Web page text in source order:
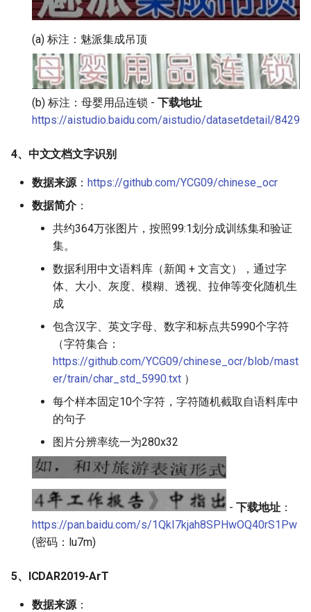
(a) 标注：魅派集成吊顶
(b) 标注：母婴用品连锁 - 下载地址
https://aistudio.baidu.com/aistudio/datasetdetail/8429
4、中文文档文字识别
数据来源 ： https://github.com/YCG09/chinese_ocr
数据简介：
共约364万张图片，按照99:1划分成训练集和验证
集。
数据利用中文语料库（新闻 + 文言文），通过字
体、大小、灰度、模糊、透视、拉伸等变化随机生
成
包含汉字、英文字母、数字和标点共5990个字符
（字符集合：
https://github.com/YCG09/chinese_ocr/blob/mast
er/train/char_std_5990.txt ）
每个样本固定10个字符，字符随机截取自语料库中
的句子
图片分辨率统一为280x32
- 下载地址 ：
https://pan.baidu.com/s/1QkI7kjah8SPHwOQ40rS1Pw
(密码：lu7m)
5、ICDAR2019-ArT
数据来源 ：